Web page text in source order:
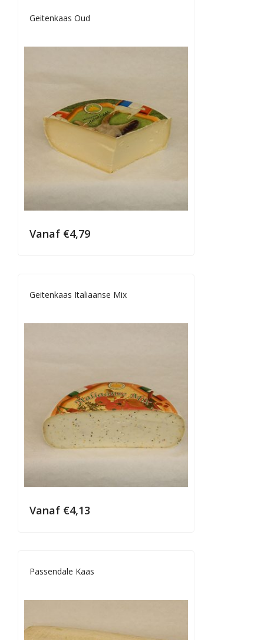
Geitenkaas Oud
Vanaf €4,79
Geitenkaas Italiaanse Mix
Vanaf €4,13
Passendale Kaas